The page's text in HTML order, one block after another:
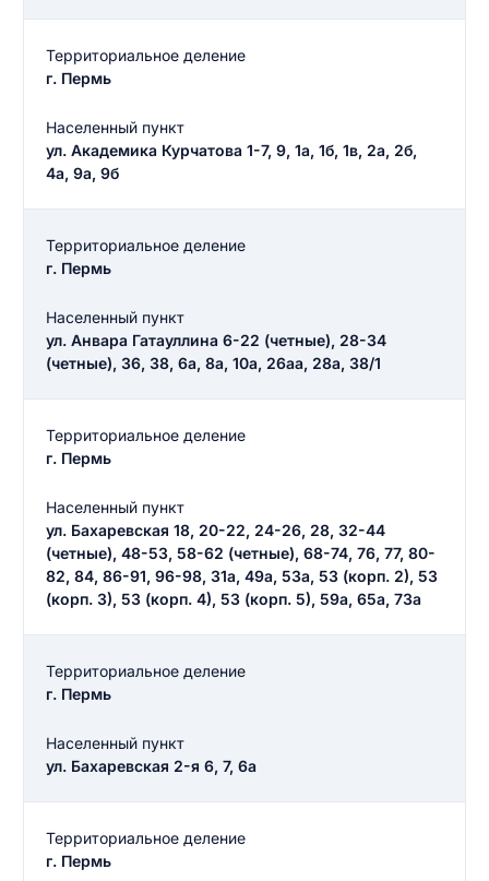
Территориальное деление
г. Пермь
Населенный пункт
ул. Академика Курчатова 1-7, 9, 1а, 1б, 1в, 2а, 2б,
4а, 9а, 9б
Территориальное деление
г. Пермь
Населенный пункт
ул. Анвара Гатауллина 6-22 (четные), 28-34
(четные), 36, 38, 6а, 8а, 10а, 26аа, 28а, 38/1
Территориальное деление
г. Пермь
Населенный пункт
ул. Бахаревская 18, 20-22, 24-26, 28, 32-44
(четные), 48-53, 58-62 (четные), 68-74, 76, 77, 80-
82, 84, 86-91, 96-98, 31а, 49а, 53а, 53 (корп. 2), 53
(корп. 3), 53 (корп. 4), 53 (корп. 5), 59а, 65а, 73а
Территориальное деление
г. Пермь
Населенный пункт
ул. Бахаревская 2-я 6, 7, 6а
Территориальное деление
г. Пермь
Введите свое имя
Текст отзыва
0/500
Введите свое имя
Введите свой номер телефона
Ответ на отзыв
НАЙТИ МЕНЯ